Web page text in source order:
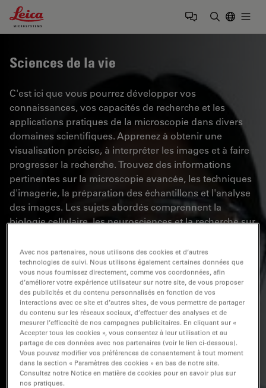
Leica Microsystems Logo
Sciences de la vie
C'est ici que vous pourrez développer vos
connaissances, vos capacités de recherche et les
applications pratiques de la microscopie dans divers
domaines scientifiques. Apprenez à obtenir une
visualisation précise, à interpréter les images et à faire
progresser la recherche. Trouvez des informations
pertinentes sur la microscopie avancée, les techniques
d'imagerie, la préparation des échantillons et l'analyse
des images. Les sujets abordés comprennent la
biologie cellulaire, les neurosciences et la recherche sur
innovations de pointe.
Avec nos partenaires, nous utilisons des cookies et d’autres
technologies de suivi. Nous utilisons également certaines données que
vous nous fournissez directement, comme vos coordonnées, afin
d’améliorer votre expérience utilisateur sur notre site, de vous proposer
des publicités et du contenu personnalisés en fonction de vos
interactions avec ce site et d’autres sites, de vous permettre de partager
du contenu sur les réseaux sociaux, d’effectuer des analyses et de
mesurer l’efficacité de nos campagnes publicitaires. En cliquant sur «
Accepter tous les cookies », vous consentez à leur utilisation et au
partage de ces données avec nos partenaires (voir le lien ci-dessous).
Vous pouvez modifier vos préférences de consentement à tout moment
dans la section « Paramètres des cookies » en bas de notre site.
Consultez notre Notice en matière de cookies pour en savoir plus sur
nos pratiques.